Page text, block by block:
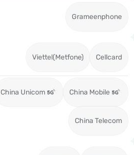
Grameenphone
Viettel(Metfone) Cellcard
China Unicom China Mobile
China Telecom